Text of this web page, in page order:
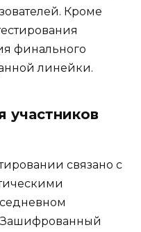
Кроме
финального
линейки.
участников
связано с
Зашифрованный